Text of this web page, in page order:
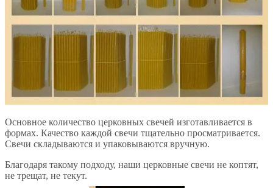
Основное количество церковных свечей изготавливается в
формах. Качество каждой свечи тщательно просматривается.
Свечи складываются и упаковываются вручную.
Благодаря такому подходу, наши церковные свечи не коптят,
не трещат, не текут.